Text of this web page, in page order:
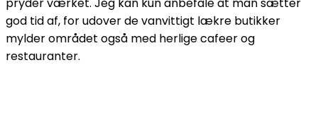
god tid af, for udover de vanvittigt lækre butikker
mylder området også med herlige cafeer og
restauranter.